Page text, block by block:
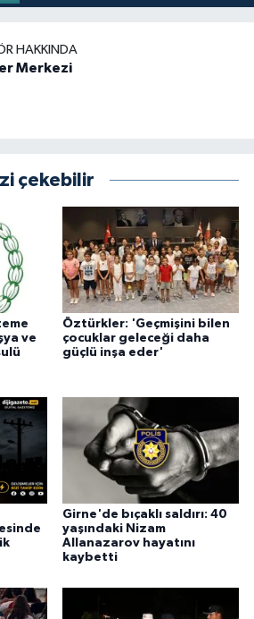
HAKKINDA
Merkezi
çekebilir
ve
Öztürkler: 'Geçmişini bilen
çocuklar geleceği daha
güçlü inşa eder'
Girne'de bıçaklı saldırı: 40
yaşındaki Nizam
Allanazarov hayatını
kaybetti